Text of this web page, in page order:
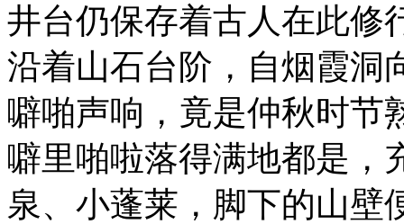
井台仍保存着古人在此修
沿着山石台阶，自烟霞洞
噼啪声响，竟是仲秋时节
噼里啪啦落得满地都是，
泉、小蓬莱，脚下的山壁